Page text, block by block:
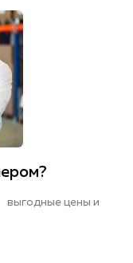
выгодные цены и